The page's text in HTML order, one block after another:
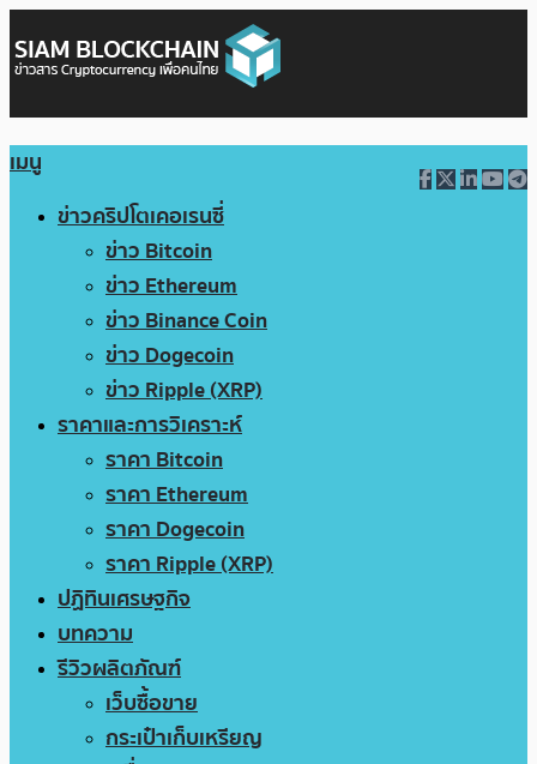
เมนู
ข่าวคริปโตเคอเรนซี่
ข่าว Bitcoin
ข่าว Ethereum
ข่าว Binance Coin
ข่าว Dogecoin
ข่าว Ripple (XRP)
ราคาและการวิเคราะห์
ราคา Bitcoin
ราคา Ethereum
ราคา Dogecoin
ราคา Ripple (XRP)
ปฏิทินเศรษฐกิจ
บทความ
รีวิวผลิตภัณฑ์
เว็บซื้อขาย
กระเป๋าเก็บเหรียญ